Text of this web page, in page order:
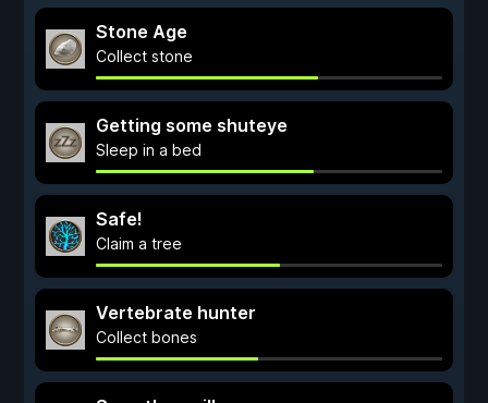
Stone Age
Collect stone
Getting some shuteye
Sleep in a bed
Safe!
Claim a tree
Vertebrate hunter
Collect bones